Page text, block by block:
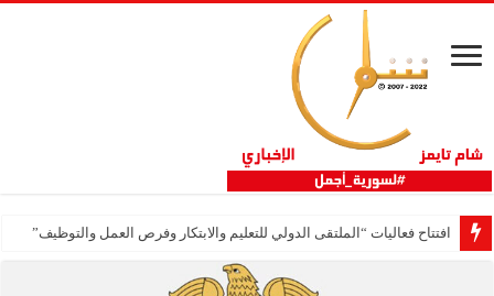
افتتاح فعاليات “الملتقى الدولي للتعليم والابتكار وفرص العمل والتوظيف”